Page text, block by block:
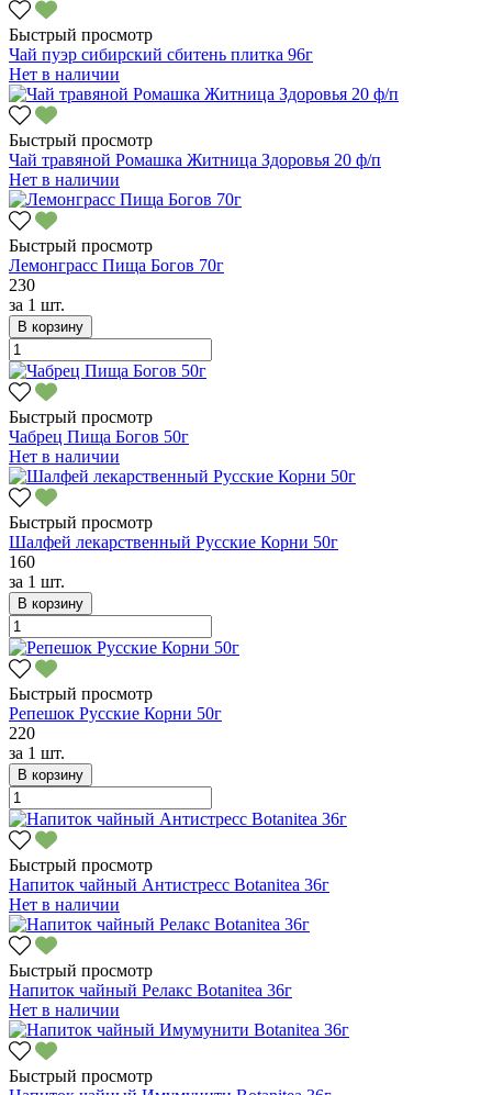
Быстрый просмотр
Чай пуэр сибирский сбитень плитка 96г
Нет в наличии
Быстрый просмотр
Чай травяной Ромашка Житница Здоровья 20 ф/п
Нет в наличии
Быстрый просмотр
Лемонграсс Пища Богов 70г
230
за 1 шт.
В корзину
Быстрый просмотр
Чабрец Пища Богов 50г
Нет в наличии
Быстрый просмотр
Шалфей лекарственный Русские Корни 50г
160
за 1 шт.
В корзину
Быстрый просмотр
Репешок Русские Корни 50г
220
за 1 шт.
В корзину
Быстрый просмотр
Напиток чайный Антистресс Botanitea 36г
Нет в наличии
Быстрый просмотр
Напиток чайный Релакс Botanitea 36г
Нет в наличии
Быстрый просмотр